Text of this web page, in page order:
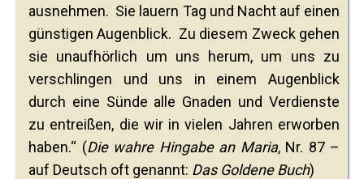
ausnehmen. Sie lauern Tag und Nacht auf einen
günstigen Augenblick. Zu diesem Zweck gehen
sie unaufhörlich um uns herum, um uns zu
verschlingen und uns in einem Augenblick
durch eine Sünde alle Gnaden und Verdienste
zu entreißen, die wir in vielen Jahren erworben
haben.“ (Die wahre Hingabe an Maria, Nr. 87 –
auf Deutsch oft genannt: Das Goldene Buch)